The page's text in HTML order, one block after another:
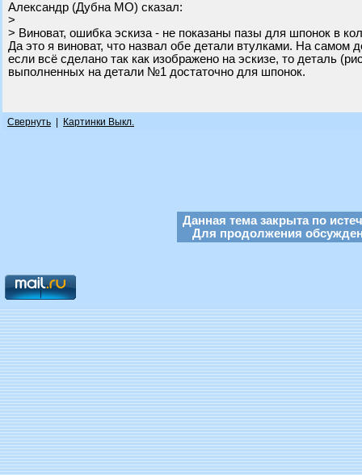
Александр (Дубна МО) сказал:
>
> Виноват, ошибка эскиза - не показаны пазы для шпонок в
Да это я виноват, что назвал обе детали втулками. На
если всё сделано так как изображено на эскизе, то деталь
выполненных на детали №1 достаточно для шпонок.
Свернуть Картинки Выкл.
Данная тема закрыта по
Для продолжения